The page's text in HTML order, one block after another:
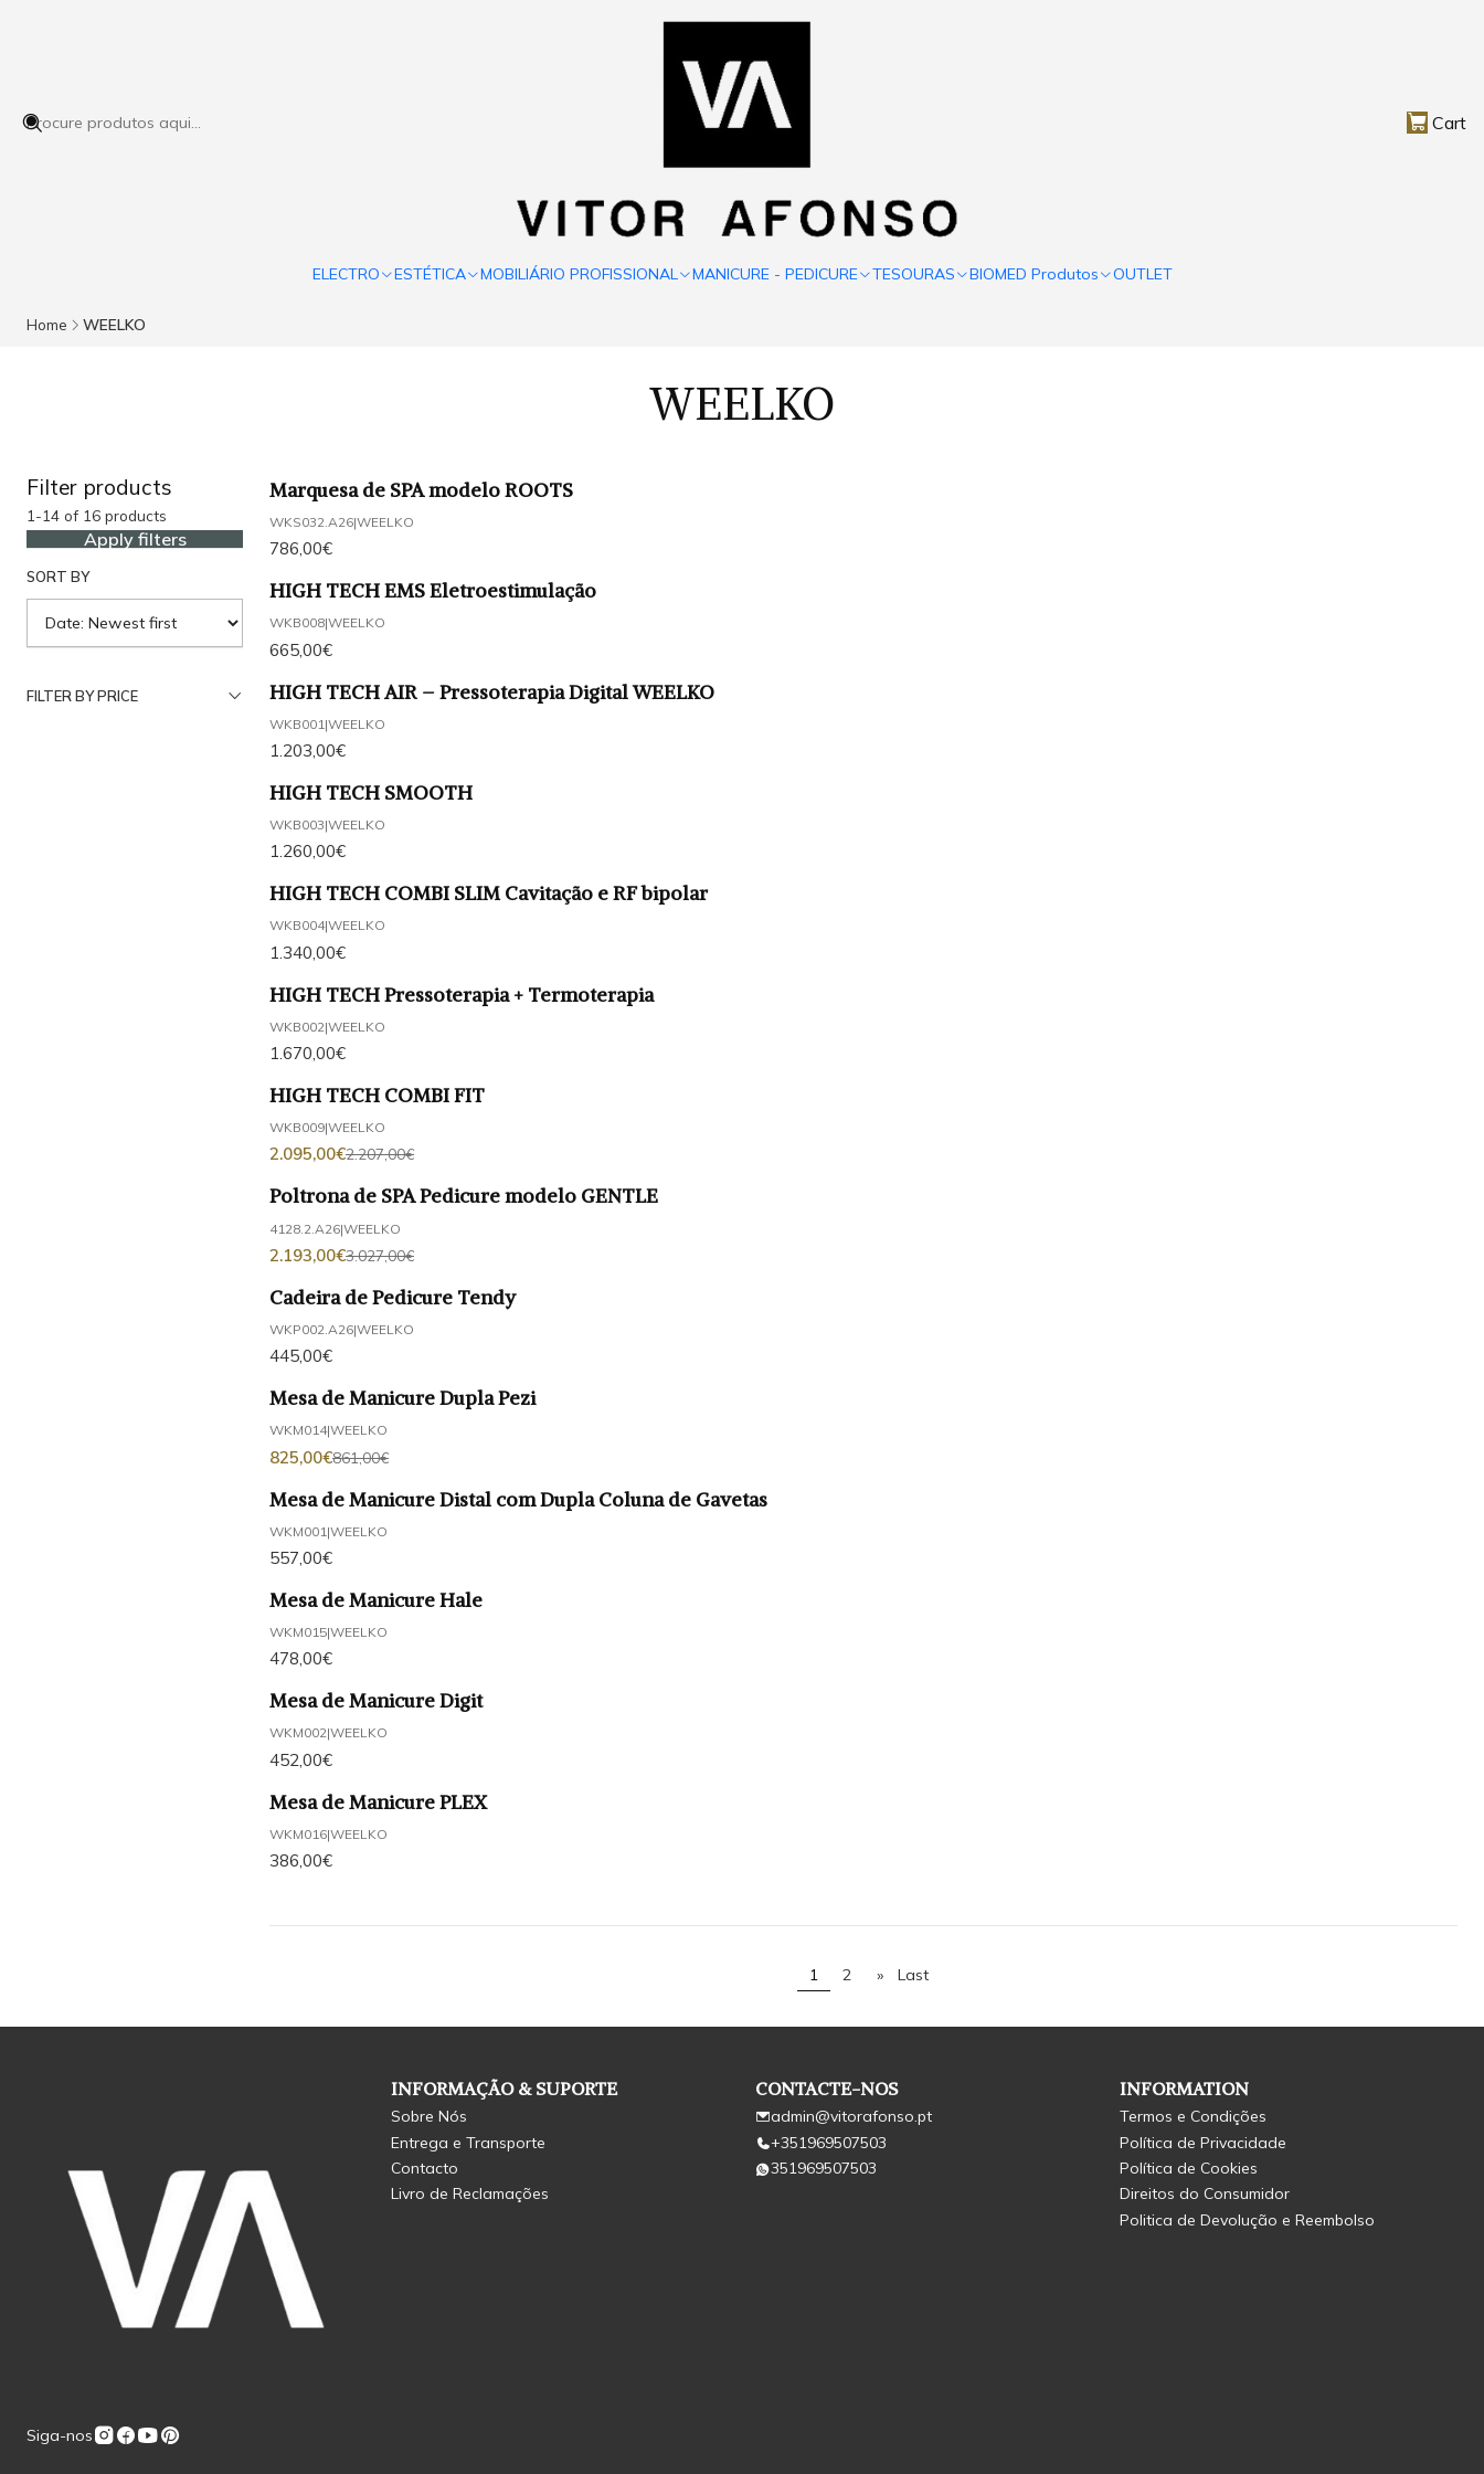
Cart
ELECTRO ESTÉTICA MOBILIÁRIO PROFISSIONAL MANICURE - PEDICURE TESOURAS BIOMED Produtos OUTLET
Home WEELKO
WEELKO
Filter products
1-14 of 16 products
Apply filters
SORT BY
FILTER BY PRICE
Marquesa de SPA modelo ROOTS
WKS032.A26|WEELKO
786,00€
HIGH TECH EMS Eletroestimulação
WKB008|WEELKO
665,00€
HIGH TECH AIR – Pressoterapia Digital WEELKO
WKB001 |WEELKO
1.203,00€
HIGH TECH SMOOTH
WKB003|WEELKO
1.260,00€
HIGH TECH COMBI SLIM Cavitação e RF bipolar
WKB004|WEELKO
1.340,00€
HIGH TECH Pressoterapia + Termoterapia
WKB002|WEELKO
1.670,00€
-5% DESCONTO
HIGH TECH COMBI FIT
WKB009|WEELKO
2.095,00€2.207,00€
-28%DESCONTO
Poltrona de SPA Pedicure modelo GENTLE
4128.2.A26|WEELKO
2.193,00€3.027,00€
Cadeira de Pedicure Tendy
WKP002.A26|WEELKO
445,00€
-4%DESCONTO
Não Disponível
Mesa de Manicure Dupla Pezi
WKM014|WEELKO
825,00€861,00€
Mesa de Manicure Distal com Dupla Coluna de Gavetas
WKM001 |WEELKO
557,00€
Mesa de Manicure Hale
WKM015|WEELKO
478,00€
Mesa de Manicure Digit
WKM002|WEELKO
452,00€
Mesa de Manicure PLEX
WKM016|WEELKO
386,00€
1 2 » Last
Siga-nos
INFORMAÇÃO & SUPORTE
Sobre Nós
Entrega e Transporte
Contacto
Livro de Reclamações
CONTACTE-NOS
admin@vitorafonso.pt
+351969507503
351969507503
INFORMATION
Termos e Condições
Política de Privacidade
Política de Cookies
Direitos do Consumidor
Politica de Devolução e Reembolso